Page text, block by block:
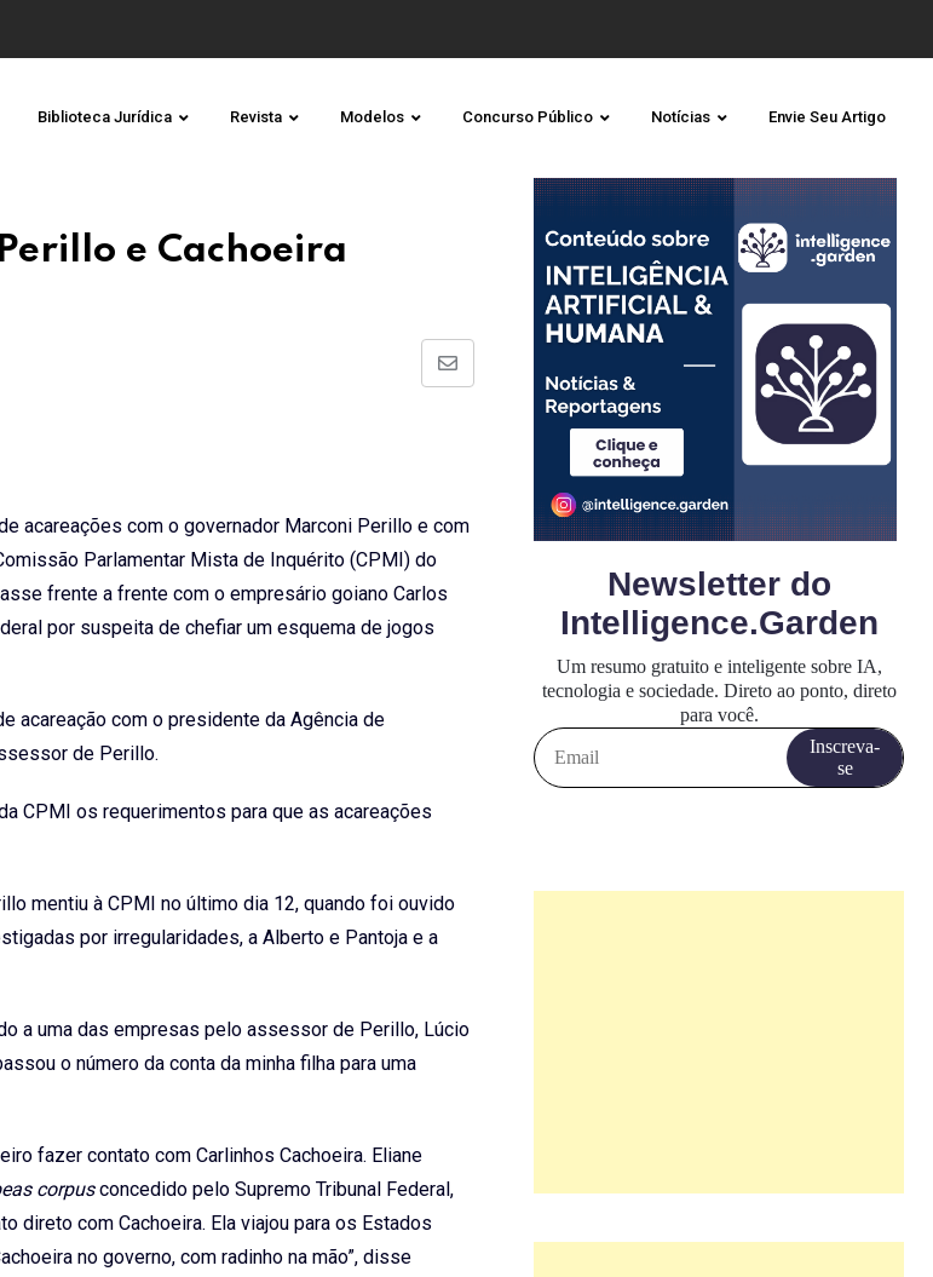
Biblioteca Jurídica Revista Modelos Concurso Público Notícias Envie Seu Artigo
e Cachoeira
Share
acareações com o governador Marconi Perillo e com
Parlamentar Mista de Inquérito (CPMI) do
frente a frente com o empresário goiano Carlos
por suspeita de chefiar um esquema de jogos
acareação com o presidente da Agência de
de Perillo.
CPMI os requerimentos para que as acareações
mentiu à CPMI no último dia 12, quando foi ouvido
por irregularidades, a Alberto e Pantoja e a
a uma das empresas pelo assessor de Perillo, Lúcio
o número da conta da minha filha para uma
fazer contato com Carlinhos Cachoeira. Eliane
corpusconcedido pelo Supremo Tribunal Federal,
direto com Cachoeira. Ela viajou para os Estados
no governo, com radinho na mão”, disse